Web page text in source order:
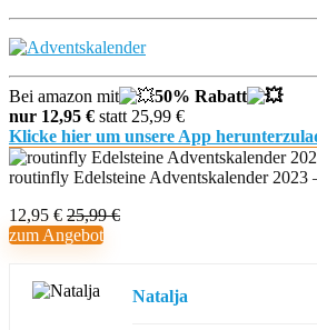
Bei amazon mit
50% Rabatt
nur 12,95 € statt 25,99 €
Klicke hier um unsere App
routinfly Edelsteine Adventskalender 2023
12,95 € 25,99 €
zum Angebot
Natalja